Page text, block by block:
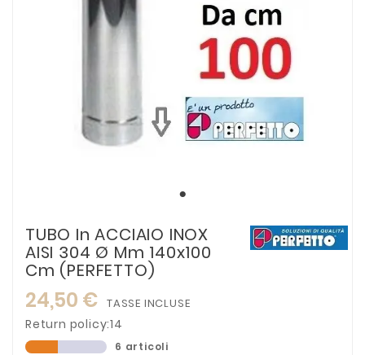
TUBO In ACCIAIO INOX
AISI 304 Ø Mm 140x100
Cm (PERFETTO)
24,50 € TASSE INCLUSE
Return policy:14
6 articoli